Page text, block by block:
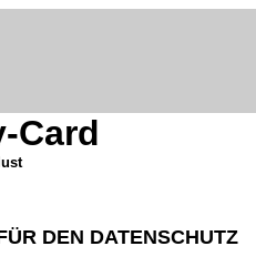
Card
DEN DATENSCHUTZ